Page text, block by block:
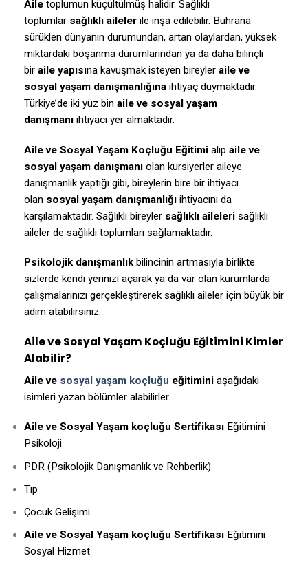
Aile toplumun küçültülmüş halidir. Sağlıklı
toplumlar sağlıklı aileler ile inşa edilebilir. Buhrana
sürüklen dünyanın durumundan, artan olaylardan, yüksek
miktardaki boşanma durumlarından ya da daha bilinçli
bir aile yapısına kavuşmak isteyen bireyler aile ve
sosyal yaşam danışmanlığına ihtiyaç duymaktadır.
Türkiye’de iki yüz bin aile ve sosyal yaşam
danışmanı ihtiyacı yer almaktadır.
Aile ve Sosyal Yaşam Koçluğu Eğitimi alıp aile ve
sosyal yaşam danışmanı olan kursiyerler aileye
danışmanlık yaptığı gibi, bireylerin bire bir ihtiyacı
olan sosyal yaşam danışmanlığı ihtiyacını da
karşılamaktadır. Sağlıklı bireyler sağlıklı aileleri sağlıklı
aileler de sağlıklı toplumları sağlamaktadır.
Psikolojik danışmanlıkbilincinin artmasıyla birlikte
sizlerde kendi yerinizi açarak ya da var olan kurumlarda
çalışmalarınızı gerçekleştirerek sağlıklı aileler için büyük bir
adım atabilirsiniz.
Aile ve Sosyal Yaşam Koçluğu Eğitimini Kimler
Alabilir?
Aile ve sosyal yaşam koçluğu eğitimini aşağıdaki
isimleri yazan bölümler alabilirler.
Aile ve Sosyal Yaşam koçluğu Sertifikası Eğitimini
Psikoloji
PDR (Psikolojik Danışmanlık ve Rehberlik)
Tıp
Çocuk Gelişimi
Aile ve Sosyal Yaşam koçluğu Sertifikası Eğitimini
Sosyal Hizmet